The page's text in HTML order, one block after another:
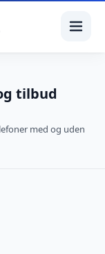
tilbud
med og uden